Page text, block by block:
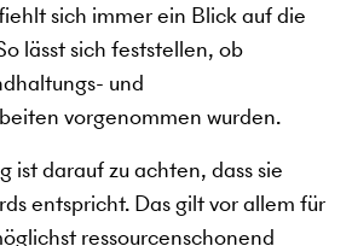
sich immer ein Blick auf die
lässt sich feststellen, ob
und
vorgenommen wurden.
ist darauf zu achten, dass sie
entspricht. Das gilt vor allem für
ressourcenschonend